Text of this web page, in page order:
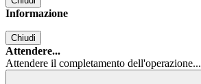
Informazione
Chiudi
Attendere...
Attendere il completamento dell'operazione...